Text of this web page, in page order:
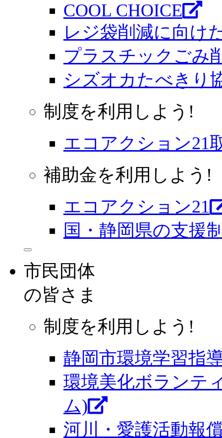
COOL CHOICE
レジ袋削減に向け
プラスチックごみ
シズオカたべきり
制度を利用しよう!
エコアクション21
補助金を利用しよう!
エコアクション21
国・静岡県の支援
市民団体
の皆さま
制度を利用しよう!
静岡市環境学習指
環境美化ボランテ
ム)
河川・愛護活動報